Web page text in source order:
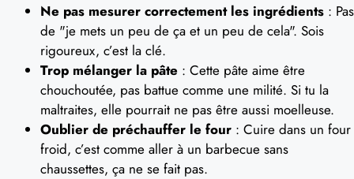
Ne pas mesurer correctement les ingrédients : Pas
de "je mets un peu de ça et un peu de cela". Sois
rigoureux, c’est la clé.
Trop mélanger la pâte : Cette pâte aime être
chouchoutée, pas battue comme une milité. Si tu la
maltraites, elle pourrait ne pas être aussi moelleuse.
Oublier de préchauffer le four : Cuire dans un four
froid, c’est comme aller à un barbecue sans
chaussettes, ça ne se fait pas.